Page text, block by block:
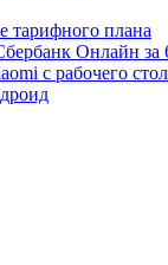
тарифного плана
Онлайн за
с рабочего